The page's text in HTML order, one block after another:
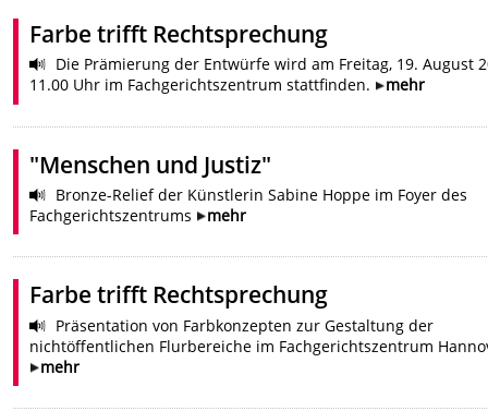
Farbe trifft Rechtsprechung
Die Prämierung der Entwürfe wird am Freitag, 19. August
11.00 Uhr im Fachgerichtszentrum stattfinden.
mehr
"Menschen und Justiz"
Bronze-Relief der Künstlerin Sabine Hoppe im Foyer des
Fachgerichtszentrums
mehr
Farbe trifft Rechtsprechung
Präsentation von Farbkonzepten zur Gestaltung der
nichtöffentlichen Flurbereiche im Fachgerichtszentrum
mehr